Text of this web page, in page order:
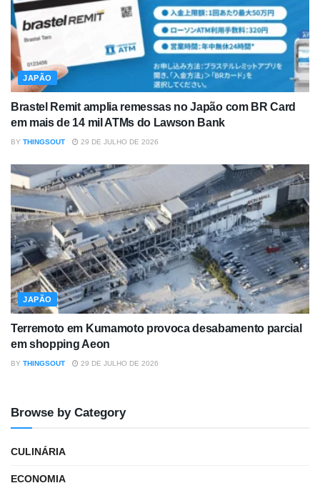
JAPÃO
Brastel Remit amplia remessas no Japão com BR Card
em mais de 14 mil ATMs do Lawson Bank
BY THINGSOUT 29 DE JULHO DE 2026
JAPÃO
Terremoto em Kumamoto provoca desabamento parcial
em shopping Aeon
BY THINGSOUT 29 DE JULHO DE 2026
Browse by Category
CULINÁRIA
ECONOMIA